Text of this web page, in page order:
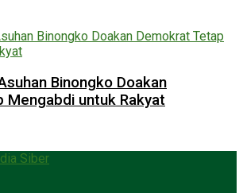
Binongko Doakan
Mengabdi untuk Rakyat
Siber